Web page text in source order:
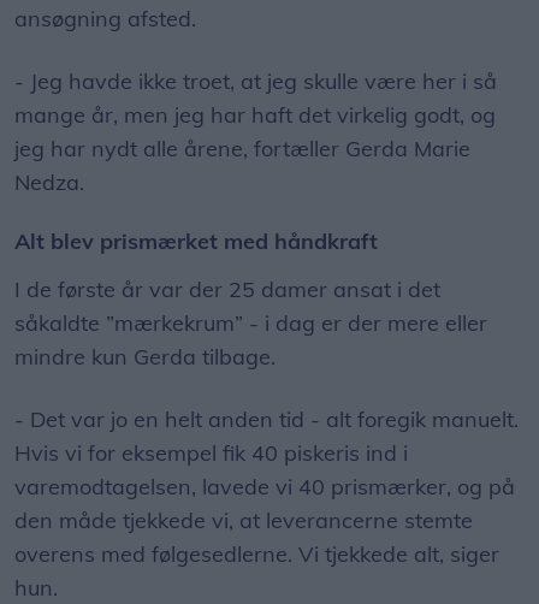
ansøgning afsted.
- Jeg havde ikke troet, at jeg skulle være her i så
mange år, men jeg har haft det virkelig godt, og
jeg har nydt alle årene, fortæller Gerda Marie
Nedza.
Alt blev prismærket med håndkraft
I de første år var der 25 damer ansat i det
såkaldte ”mærkekrum” - i dag er der mere eller
mindre kun Gerda tilbage.
- Det var jo en helt anden tid - alt foregik manuelt.
Hvis vi for eksempel fik 40 piskeris ind i
varemodtagelsen, lavede vi 40 prismærker, og på
den måde tjekkede vi, at leverancerne stemte
overens med følgesedlerne. Vi tjekkede alt, siger
hun.